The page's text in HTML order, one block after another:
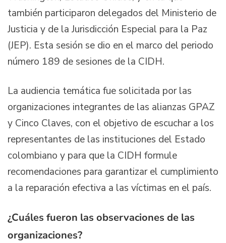
también participaron delegados del Ministerio de
Justicia y de la Jurisdicción Especial para la Paz
(JEP). Esta sesión se dio en el marco del periodo
número 189 de sesiones de la CIDH.
La audiencia temática fue solicitada por las
organizaciones integrantes de las alianzas GPAZ
y Cinco Claves, con el objetivo de escuchar a los
representantes de las instituciones del Estado
colombiano y para que la CIDH formule
recomendaciones para garantizar el cumplimiento
a la reparación efectiva a las víctimas en el país.
¿Cuáles fueron las observaciones de las
organizaciones?